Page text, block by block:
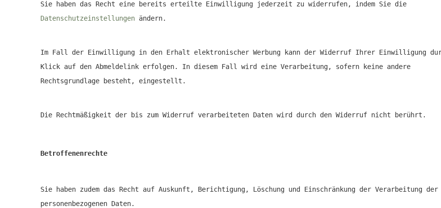
Sie haben das Recht eine bereits erteilte Einwilligung jederzeit zu widerrufen, indem Sie die
Datenschutzeinstellungen ändern.
Im Fall der Einwilligung in den Erhalt elektronischer Werbung kann der Widerruf Ihrer Einwilligung
Klick auf den Abmeldelink erfolgen. In diesem Fall wird eine Verarbeitung, sofern keine andere
Rechtsgrundlage besteht, eingestellt.
Die Rechtmäßigkeit der bis zum Widerruf verarbeiteten Daten wird durch den Widerruf nicht berührt.
Betroffenenrechte
Sie haben zudem das Recht auf Auskunft, Berichtigung, Löschung und Einschränkung der Verarbeitung der
personenbezogenen Daten.